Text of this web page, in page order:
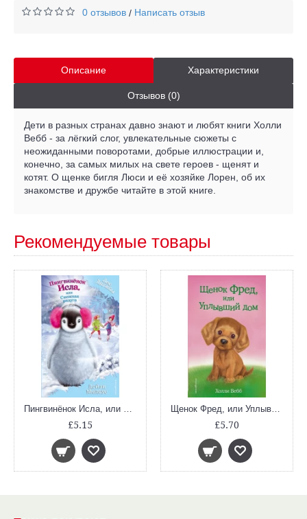
0 отзывов / Написать отзыв
Описание Характеристики
Отзывов (0)
Дети в разных странах давно знают и любят книги Холли
Вебб - за лёгкий слог, увлекательные сюжеты с
неожиданными поворотами, добрые иллюстрации и,
конечно, за самых милых на свете героев - щенят и
котят. О щенке бигля Люси и её хозяйке Лорен, об их
знакомстве и дружбе читайте в этой книге.
Рекомендуемые товары
£5.15 £5.70